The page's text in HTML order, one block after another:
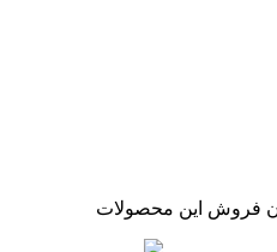
فروش این محصولات